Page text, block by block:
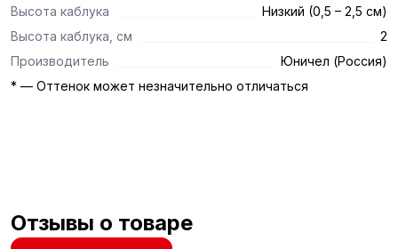
Высота каблука
Низкий (0,5 – 2,5 см)
Высота каблука, см
2
Производитель
Юничел (Россия)
* — Оттенок может незначительно отличаться
Отзывы о товаре